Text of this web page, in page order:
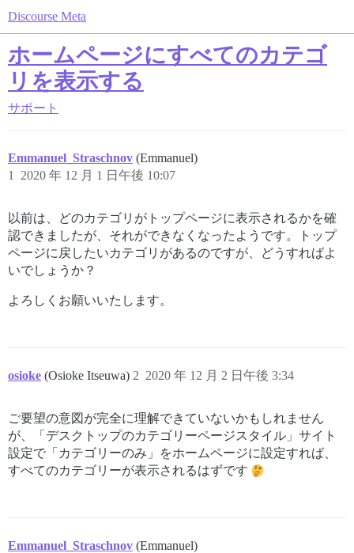
Discourse Meta
ホームページにすべてのカテゴ
リを表示する
サポート
Emmanuel_Straschnov (Emmanuel)
2020 年 12 月 1 日午後 10:07
1
以前は、どのカテゴリがトップページに表示されるかを確
認できましたが、それができなくなったようです。トップ
ページに戻したいカテゴリがあるのですが、どうすればよ
いでしょうか？
よろしくお願いいたします。
osioke (Osioke Itseuwa) 2020 年 12 月 2 日午後 3:34
2
ご要望の意図が完全に理解できていないかもしれません
が、「デスクトップのカテゴリーページスタイル」サイト
設定で「カテゴリーのみ」をホームページに設定すれば、
すべてのカテゴリーが表示されるはずです
Emmanuel_Straschnov (Emmanuel)